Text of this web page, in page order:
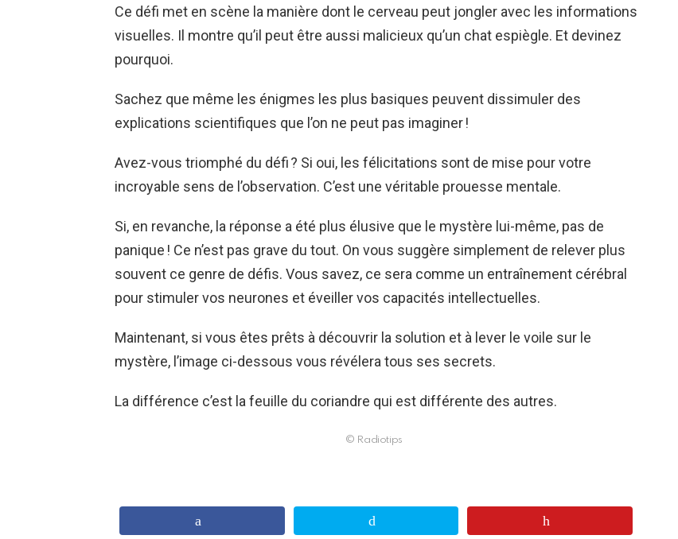
Ce défi met en scène la manière dont le cerveau peut jongler avec les informations
visuelles. Il montre qu’il peut être aussi malicieux qu’un chat espiègle. Et devinez
pourquoi.
Sachez que même les énigmes les plus basiques peuvent dissimuler des
explications scientifiques que l’on ne peut pas imaginer !
Avez-vous triomphé du défi ? Si oui, les félicitations sont de mise pour votre
incroyable sens de l’observation. C’est une véritable prouesse mentale.
Si, en revanche, la réponse a été plus élusive que le mystère lui-même, pas de
panique ! Ce n’est pas grave du tout. On vous suggère simplement de relever plus
souvent ce genre de défis. Vous savez, ce sera comme un entraînement cérébral
pour stimuler vos neurones et éveiller vos capacités intellectuelles.
Maintenant, si vous êtes prêts à découvrir la solution et à lever le voile sur le
mystère, l’image ci-dessous vous révélera tous ses secrets.
La différence c’est la feuille du coriandre qui est différente des autres.
© Radiotips